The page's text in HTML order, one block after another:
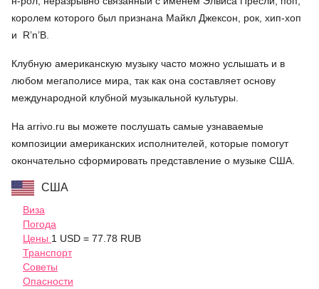
королем которого был признана Майкл Джексон, рок, хип-хоп
и R’n’B.
Клубную американскую музыку часто можно услышать и в
любом мегаполисе мира, так как она составляет основу
международной клубной музыкальной культуры.
На arrivo.ru вы можете послушать самые узнаваемые
композиции американских исполнителей, которые помогут
окончательно сформировать представление о музыке США.
США
Виза
Погода
Цены 1 USD = 77.78 RUB
Транспорт
Советы
Опасности